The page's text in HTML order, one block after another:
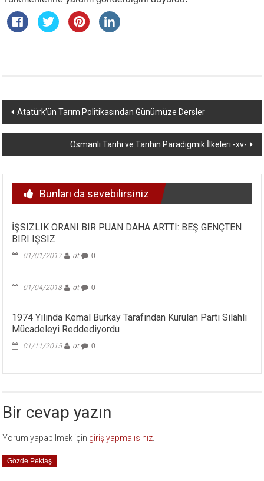
Yazı
dolaşımı
Atatürk’ün Tarım Politikasından Günümüze Dersler
Osmanlı Tarihi ve Tarihin Paradigmik İlkeleri -xv-
Bunları da sevebilirsiniz
İŞSIZLIK ORANI BIR PUAN DAHA ARTTI: BEŞ GENÇTEN
BIRI IŞSIZ
01/01/2017 dt 0
01/04/2018 dt 0
1974 Yılında Kemal Burkay Tarafından Kurulan Parti Silahlı
Mücadeleyi Reddediyordu
01/11/2015 dt 0
Bir cevap yazın
Yorum yapabilmek için giriş yapmalısınız
Gözde Pektaş